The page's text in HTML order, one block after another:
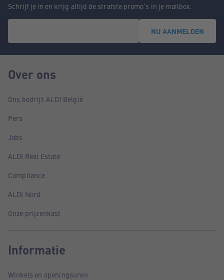
Schrijf je in en krijg altijd de strafste promo's in je mailbox.
NU AANMELDEN
Over ons
Ons bedrijf: ALDI België
Pers
Jobs
ALDI Real Estate
Compliance
ALDI Nord
Onze prijzenkast
Informatie
Winkels en openingsuren